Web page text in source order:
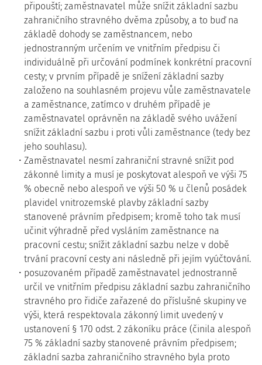
připouští; zaměstnavatel může snížit základní sazbu
zahraničního stravného dvěma způsoby, a to buď na
základě dohody se zaměstnancem, nebo
jednostranným určením ve vnitřním předpisu či
individuálně při určování podmínek konkrétní pracovní
cesty; v prvním případě je snížení základní sazby
založeno na souhlasném projevu vůle zaměstnavatele
a zaměstnance, zatímco v druhém případě je
zaměstnavatel oprávněn na základě svého uvážení
snížit základní sazbu i proti vůli zaměstnance (tedy bez
jeho souhlasu).
Zaměstnavatel nesmí zahraniční stravné snížit pod
zákonné limity a musí je poskytovat alespoň ve výši 75
% obecně nebo alespoň ve výši 50 % u členů posádek
plavidel vnitrozemské plavby základní sazby
stanovené právním předpisem; kromě toho tak musí
učinit výhradně před vysláním zaměstnance na
pracovní cestu; snížit základní sazbu nelze v době
trvání pracovní cesty ani následně při jejím vyúčtování.
posuzovaném případě zaměstnavatel jednostranně
určil ve vnitřním předpisu základní sazbu zahraničního
stravného pro řidiče zařazené do příslušné skupiny ve
výši, která respektovala zákonný limit uvedený v
ustanovení § 170 odst. 2 zákoníku práce (činila alespoň
75 % základní sazby stanovené právním předpisem;
základní sazba zahraničního stravného byla proto